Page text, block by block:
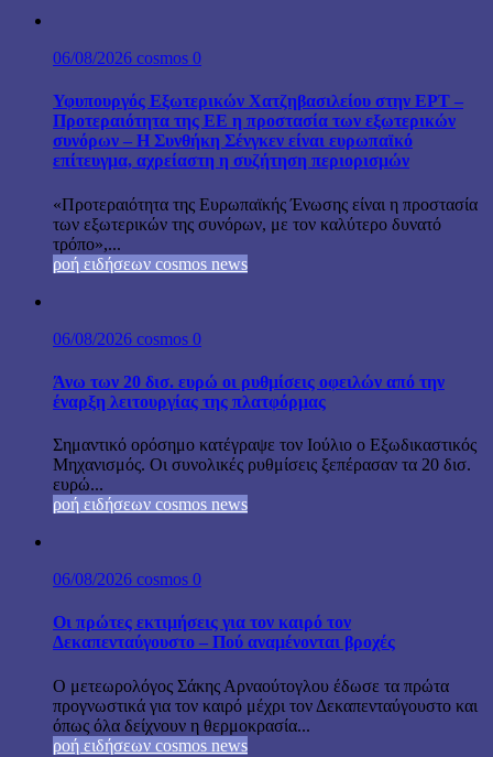
06/08/2026 cosmos 0
Υφυπουργός Εξωτερικών Χατζηβασιλείου στην ΕΡΤ –
Προτεραιότητα της ΕΕ η προστασία των εξωτερικών
συνόρων – Η Συνθήκη Σένγκεν είναι ευρωπαϊκό
επίτευγμα, αχρείαστη η συζήτηση περιορισμών
«Προτεραιότητα της Ευρωπαϊκής Ένωσης είναι η προστασία
των εξωτερικών της συνόρων, με τον καλύτερο δυνατό
τρόπο»,...
ροή ειδήσεων cosmos news
06/08/2026 cosmos 0
Άνω των 20 δισ. ευρώ οι ρυθμίσεις οφειλών από την
έναρξη λειτουργίας της πλατφόρμας
Σημαντικό ορόσημο κατέγραψε τον Ιούλιο ο Εξωδικαστικός
Μηχανισμός. Οι συνολικές ρυθμίσεις ξεπέρασαν τα 20 δισ.
ευρώ...
ροή ειδήσεων cosmos news
06/08/2026 cosmos 0
Οι πρώτες εκτιμήσεις για τον καιρό τον
Δεκαπενταύγουστο – Πού αναμένονται βροχές
Ο μετεωρολόγος Σάκης Αρναούτογλου έδωσε τα πρώτα
προγνωστικά για τον καιρό μέχρι τον Δεκαπενταύγουστο και
όπως όλα δείχνουν η θερμοκρασία...
ροή ειδήσεων cosmos news